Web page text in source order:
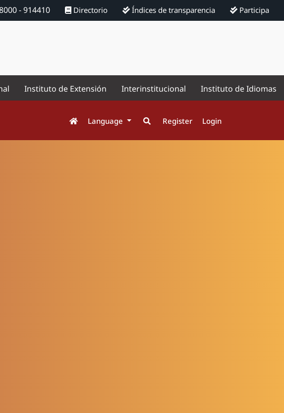
- 914410 Directorio Índices de transparencia Participa
Instituto de Extensión Interinstitucional Instituto de Idiomas
Language Register Login